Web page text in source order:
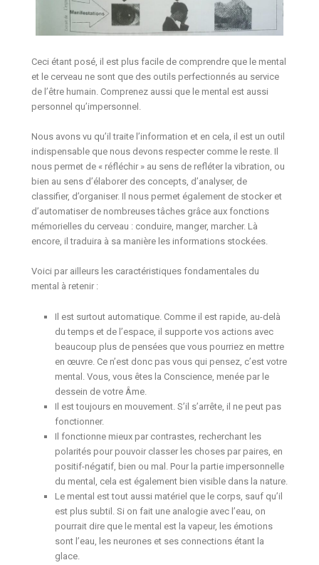
Ceci étant posé, il est plus facile de comprendre que le mental
et le cerveau ne sont que des outils perfectionnés au service
de l’être humain. Comprenez aussi que le mental est aussi
personnel qu’impersonnel.
Nous avons vu qu’il traite l’information et en cela, il est un outil
indispensable que nous devons respecter comme le reste. Il
nous permet de « réfléchir » au sens de refléter la vibration, ou
bien au sens d’élaborer des concepts, d’analyser, de
classifier, d’organiser. Il nous permet également de stocker et
d’automatiser de nombreuses tâches grâce aux fonctions
mémorielles du cerveau : conduire, manger, marcher. Là
encore, il traduira à sa manière les informations stockées.
Voici par ailleurs les caractéristiques fondamentales du
mental à retenir :
Il est surtout automatique. Comme il est rapide, au-delà
du temps et de l’espace, il supporte vos actions avec
beaucoup plus de pensées que vous pourriez en mettre
en œuvre. Ce n’est donc pas vous qui pensez, c’est votre
mental. Vous, vous êtes la Conscience, menée par le
dessein de votre Âme.
Il est toujours en mouvement. S’il s’arrête, il ne peut pas
fonctionner.
Il fonctionne mieux par contrastes, recherchant les
polarités pour pouvoir classer les choses par paires, en
positif-négatif, bien ou mal. Pour la partie impersonnelle
du mental, cela est également bien visible dans la nature.
Le mental est tout aussi matériel que le corps, sauf qu’il
est plus subtil. Si on fait une analogie avec l’eau, on
pourrait dire que le mental est la vapeur, les émotions
sont l’eau, les neurones et ses connections étant la
glace.